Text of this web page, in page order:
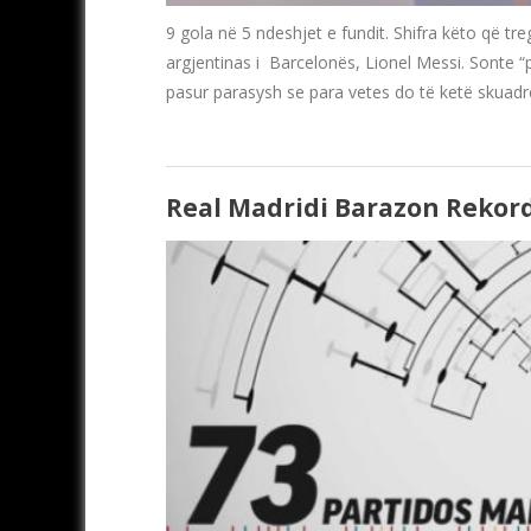
9 gola në 5 ndeshjet e fundit. Shifra këto që
argjentinas i Barcelonës, Lionel Messi. Sonte
pasur parasysh se para vetes do të ketë
Real Madridi Barazon